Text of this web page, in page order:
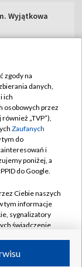
Wyjątkowa
w likwidacji
zgody na
danych,
ich
osobowych przez
„TVP”),
Zaufanych
tym do
i
poniżej, a
do Google.
Ciebie naszych
tym informacje
sygnalizatory
świadczenie